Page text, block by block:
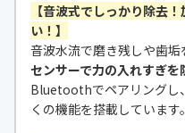
【音波式でしっかり除去
い！】
音波水流で磨き残しや歯垢
センサーで力の入れすぎを
Bluetoothでペアリングし
くの機能を搭載しています。